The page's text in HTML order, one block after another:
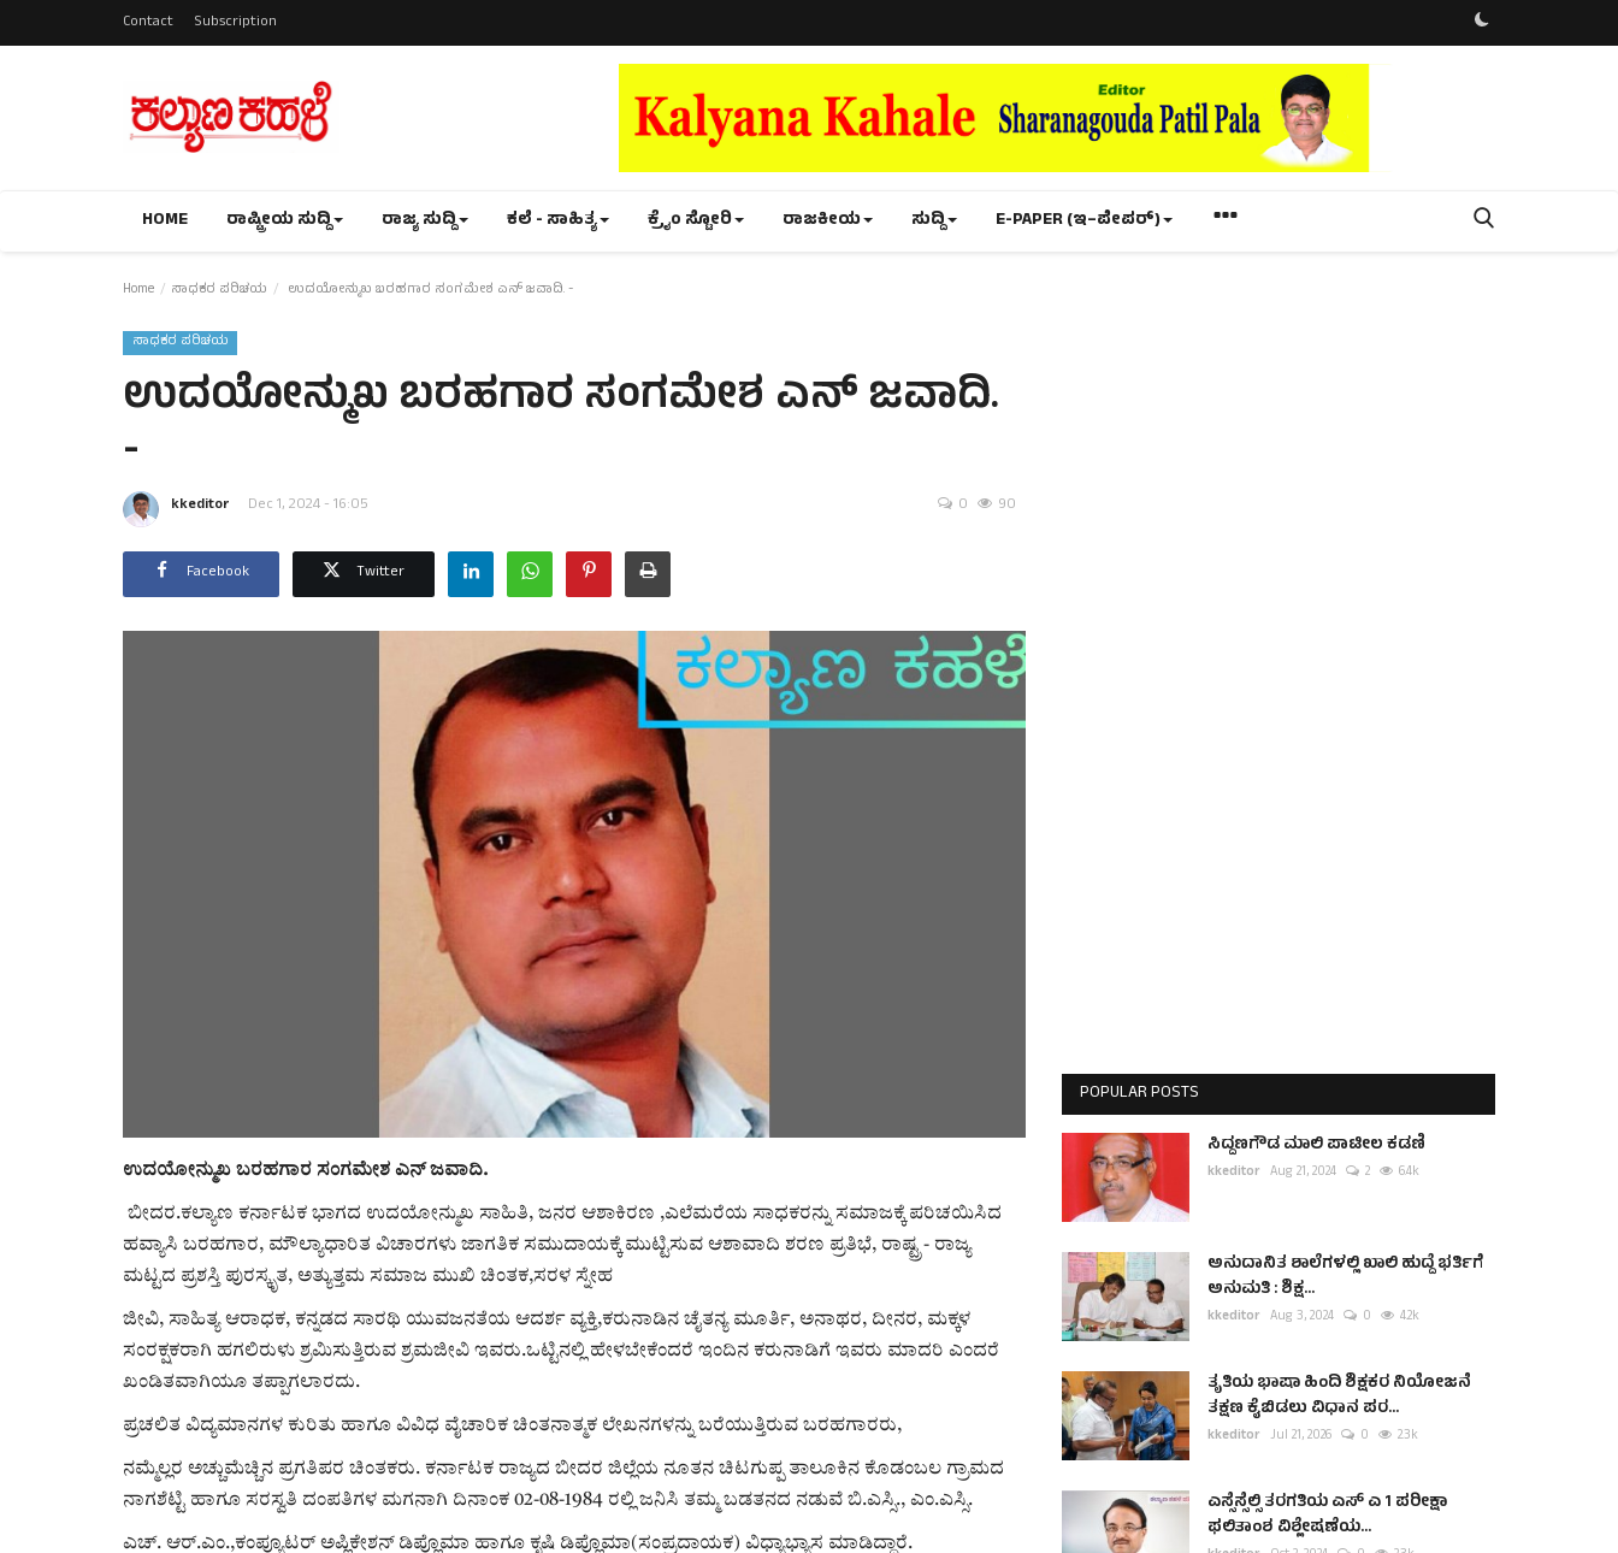
Contact Subscription
HOME ರಾಷ್ಟ್ರೀಯ ಸುದ್ದಿ ರಾಜ್ಯ ಸುದ್ದಿ ಕಲೆ - ಸಾಹಿತ್ಯ ಕ್ರೈಂ ಸ್ಟೋರಿ ರಾಜಕೀಯ ಸುದ್ದಿ E-PAPER (ಇ–ಪೇಪರ್‌)
Home ಸಾಧಕರ ಪರಿಚಯ ಉದಯೋನ್ಮುಖ ಬರಹಗಾರ ಸಂಗಮೇಶ ಎನ್ ಜವಾದಿ. -
ಸಾಧಕರ ಪರಿಚಯ
ಉದಯೋನ್ಮುಖ ಬರಹಗಾರ ಸಂಗಮೇಶ ಎನ್ ಜವಾದಿ.
-
kkeditor Dec 1, 2024 - 16:05 0 90
Facebook Twitter
ಉದಯೋನ್ಮುಖ ಬರಹಗಾರ ಸಂಗಮೇಶ ಎನ್ ಜವಾದಿ.
ಬೀದರ.ಕಲ್ಯಾಣ ಕರ್ನಾಟಕ ಭಾಗದ ಉದಯೋನ್ಮುಖ ಸಾಹಿತಿ, ಜನರ ಆಶಾಕಿರಣ ,ಎಲೆಮರೆಯ ಸಾಧಕರನ್ನು ಸಮಾಜಕ್ಕೆ ಪರಿಚಯಿಸಿದ
ಹವ್ಯಾಸಿ ಬರಹಗಾರ, ಮೌಲ್ಯಾಧಾರಿತ ವಿಚಾರಗಳು ಜಾಗತಿಕ ಸಮುದಾಯಕ್ಕೆ ಮುಟ್ಟಿಸುವ ಆಶಾವಾದಿ ಶರಣ ಪ್ರತಿಭೆ, ರಾಷ್ಟ್ರ - ರಾಜ್ಯ
ಮಟ್ಟದ ಪ್ರಶಸ್ತಿ ಪುರಸ್ಕೃತ, ಅತ್ಯುತ್ತಮ ಸಮಾಜ ಮುಖಿ ಚಿಂತಕ,ಸರಳ ಸ್ನೇಹ
ಜೀವಿ, ಸಾಹಿತ್ಯ ಆರಾಧಕ, ಕನ್ನಡದ ಸಾರಥಿ ಯುವಜನತೆಯ ಆದರ್ಶ ವ್ಯಕ್ತಿ,ಕರುನಾಡಿನ ಚೈತನ್ಯ ಮೂರ್ತಿ, ಅನಾಥರ, ದೀನರ, ಮಕ್ಕಳ
ಸಂರಕ್ಷಕರಾಗಿ ಹಗಲಿರುಳು ಶ್ರಮಿಸುತ್ತಿರುವ ಶ್ರಮಜೀವಿ ಇವರು.ಒಟ್ಟಿನಲ್ಲಿ ಹೇಳಬೇಕೆಂದರೆ ಇಂದಿನ ಕರುನಾಡಿಗೆ ಇವರು ಮಾದರಿ ಎಂದರೆ
ಖಂಡಿತವಾಗಿಯೂ ತಪ್ಪಾಗಲಾರದು.
ಪ್ರಚಲಿತ ವಿದ್ಯಮಾನಗಳ ಕುರಿತು ಹಾಗೂ ವಿವಿಧ ವೈಚಾರಿಕ ಚಿಂತನಾತ್ಮಕ ಲೇಖನಗಳನ್ನು ಬರೆಯುತ್ತಿರುವ ಬರಹಗಾರರು,
ನಮ್ಮೆಲ್ಲರ ಅಚ್ಚುಮೆಚ್ಚಿನ ಪ್ರಗತಿಪರ ಚಿಂತಕರು. ಕರ್ನಾಟಕ ರಾಜ್ಯದ ಬೀದರ ಜಿಲ್ಲೆಯ ನೂತನ ಚಿಟಗುಪ್ಪ ತಾಲೂಕಿನ ಕೊಡಂಬಲ ಗ್ರಾಮದ
ನಾಗಶೆಟ್ಟಿ ಹಾಗೂ ಸರಸ್ವತಿ ದಂಪತಿಗಳ ಮಗನಾಗಿ ದಿನಾಂಕ 02-08-1984 ರಲ್ಲಿ ಜನಿಸಿ ತಮ್ಮ ಬಡತನದ ನಡುವೆ ಬಿ.ಎಸ್ಸಿ., ಎಂ.ಎಸ್ಸಿ.
ಎಚ್. ಆರ್.ಎಂ.,ಕಂಪ್ಯೂಟರ್ ಅಪ್ಲಿಕೇಶನ್ ಡಿಪ್ಲೊಮಾ ಹಾಗೂ ಕೃಷಿ ಡಿಪ್ಲೊಮಾ(ಸಂಪ್ರದಾಯಕ) ವಿಧ್ಯಾಭ್ಯಾಸ ಮಾಡಿದ್ದಾರೆ.
POPULAR POSTS
ಸಿದ್ದಣಗೌಡ ಮಾಲಿ ಪಾಟೀಲ ಕಡಣಿ
kkeditor Aug 21, 2024 2 6.4k
ಅನುದಾನಿತ ಶಾಲೆಗಳಲ್ಲಿ ಖಾಲಿ ಹುದ್ದೆ ಭರ್ತಿಗೆ
ಅನುಮತಿ : ಶಿಕ್ಷ...
kkeditor Aug 3, 2024 0 4.2k
ತೃತಿಯ ಭಾಷಾ ಹಿಂದಿ ಶಿಕ್ಷಕರ ನಿಯೋಜನೆ
ತಕ್ಷಣ ಕೈಬಿಡಲು ವಿಧಾನ ಪರ...
kkeditor Jul 21, 2026 0 2.3k
ಎಸ್ಸೆಸ್ಸೆಲ್ಸಿ ತರಗತಿಯ ಎಸ್ ಎ 1 ಪರೀಕ್ಷಾ
ಫಲಿತಾಂಶ ವಿಶ್ಲೇಷಣೆಯ...